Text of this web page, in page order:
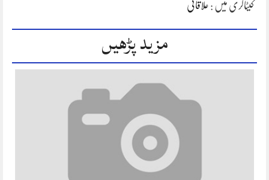
کیٹاگری میں : علاقائی
مزید پڑھیں